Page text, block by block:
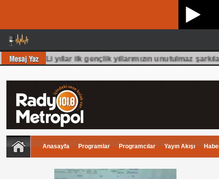
70 Li yıllar ilk gençlik yıllarımızın unutulmaz
Anasayfa Programlar Programcılar Yayın Akışı